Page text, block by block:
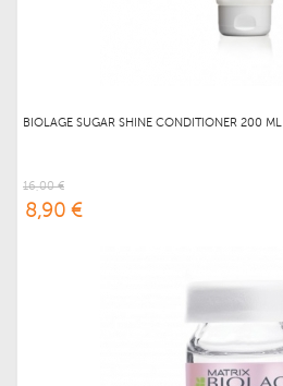
BIOLAGE SUGAR SHINE CONDITIONER 200 ML
16,00 €
8,90 €